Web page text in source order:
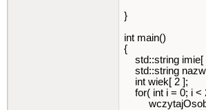
}
int main()
{
std::string imie[
std::string
int wiek[ 2 ];
for( int i = 0; i <
wczytajOsobe(